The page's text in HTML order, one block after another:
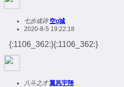
七步成诗 空o城
2020-8-5 19:22:18
{:1106_362:}{:1106_362:}
八斗之才 翼风宇翔